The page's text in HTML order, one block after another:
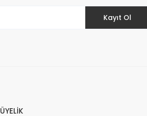
Kayıt Ol
ÜYELİK